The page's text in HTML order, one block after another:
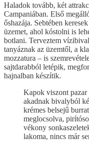
Haladok tovább, két
Campaniában. Első
őshazája. Sebtében
üzemet, ahol kóstolni is
botlani. Terveztem
tanyáznak az üzemtől, a
mozzatura – is
sajtdarabból letépik,
hajnalban készítik.
Kapok viszont
akadnak bivalyból
krémes belsejű
meglocsolva,
vékony
lakoma, nincs már